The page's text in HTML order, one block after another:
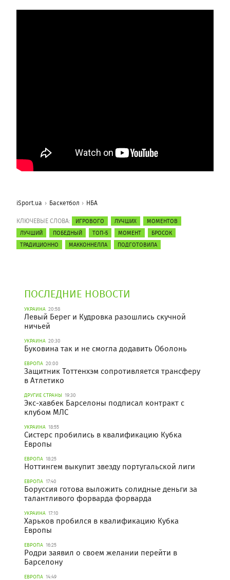
iSport.ua Баскетбол НБА
КЛЮЧЕВЫЕ СЛОВА: ИГРОВОГО ЛУЧШИХ
МОМЕНТОВ
ЛУЧШИЙ
ПОБЕДНЫЙ ТОП-5 МОМЕНТ
БРОСОК
ТРАДИЦИОННО
МАККОННЕЛЛА ПОДГОТОВИЛА
ПОСЛЕДНИЕ НОВОСТИ
УКРАИНА 20:58
Левый Берег и Кудровка разошлись скучной
ничьей
УКРАИНА 20:30
Буковина так и не смогла додавить Оболонь
ЕВРОПА 20:00
Защитник Тоттенхэм сопротивляется трансферу
в Атлетико
ДРУГИЕ СТРАНЫ 19:30
Экс-хавбек Барселоны подписал контракт с
клубом МЛС
УКРАИНА 18:55
Систерс пробились в квалификацию Кубка
Европы
ЕВРОПА 18:25
Ноттингем выкупит звезду португальской лиги
ЕВРОПА 17:40
Боруссия готова выложить солидные деньги за
талантливого форварда форварда
УКРАИНА 17:10
Харьков пробился в квалификацию Кубка
Европы
ЕВРОПА 16:25
Родри заявил о своем желании перейти в
Барселону
ЕВРОПА 14:49